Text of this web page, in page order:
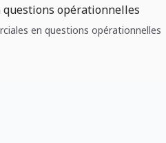
questions opérationnelles
en questions opérationnelles